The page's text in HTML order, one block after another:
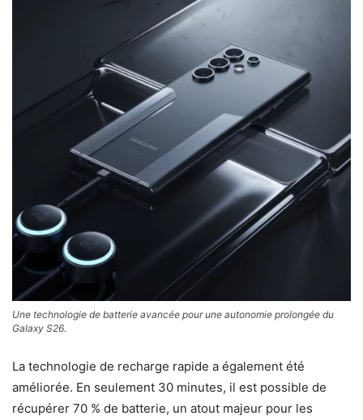
Une technologie de batterie avancée pour une autonomie prolongée du
Galaxy S26.
La technologie de recharge rapide a également été
améliorée. En seulement 30 minutes, il est possible de
récupérer 70 % de batterie, un atout majeur pour les